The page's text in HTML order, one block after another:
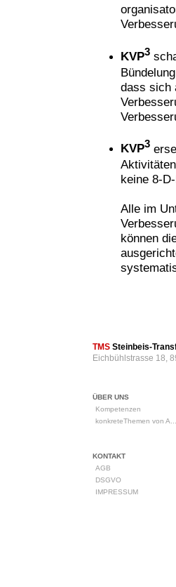
KVP3
dass sich
KVP3
keine 8-
Alle im
können
TMS Steinbeis-
Eichbühlstrasse 18,
ÜBER UNS
Kompetenzen
konkreteThemen von
KONTAKT
AGB
DSGVO
IMPRESSUM